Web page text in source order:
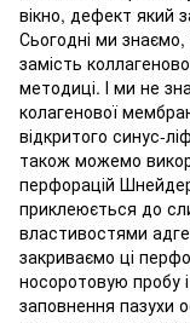
вікно, дефект який
Сьогодні ми
замість
методиці. І ми не
колагенової
відкритого синус-
також можемо
перфорацій
приклеюється до
властивостями
закриваємо ці
носоротовую пробу
заповнення пазухи